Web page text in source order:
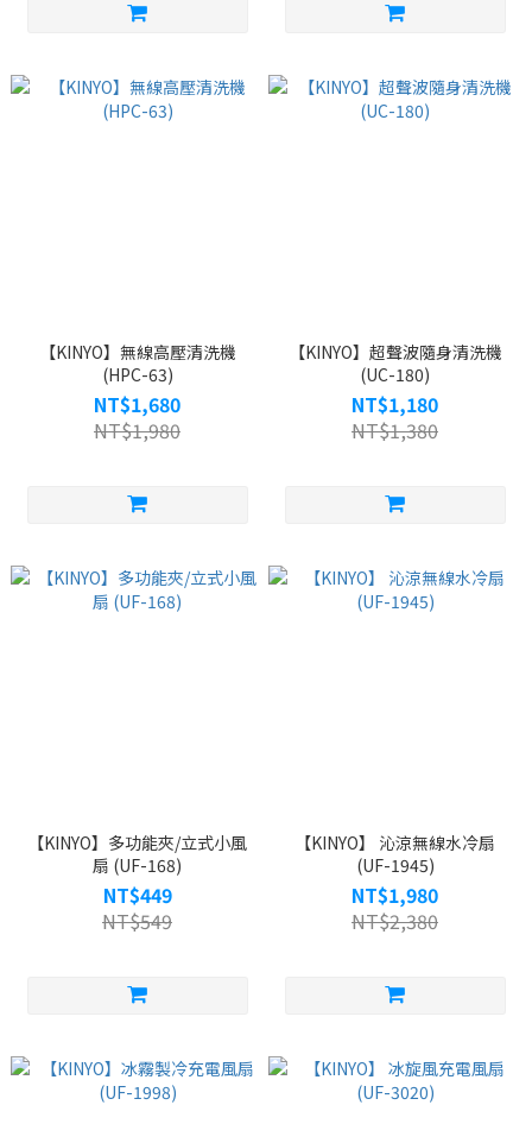
【KINYO】無線高壓清洗機
(HPC-63)
NT$1,680
NT$1,980
【KINYO】超聲波隨身清洗機
(UC-180)
NT$1,180
NT$1,380
【KINYO】多功能夾/立式小風
扇 (UF-168)
NT$449
NT$549
【KINYO】 沁涼無線水冷扇
(UF-1945)
NT$1,980
NT$2,380